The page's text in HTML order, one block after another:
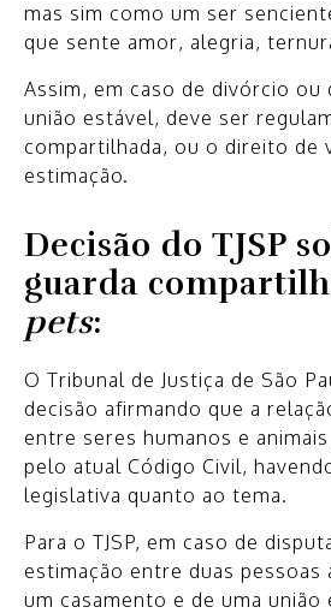
mas sim como um ser
que sente amor, alegria,
Assim, em caso de divórcio ou
união estável, deve ser
compartilhada, ou o direito de
estimação.
Decisão do TJSP
guarda
pets:
O Tribunal de Justiça de São
decisão afirmando que a
entre seres humanos e
pelo atual Código Civil,
legislativa quanto ao tema.
Para o TJSP, em caso de
estimação entre duas pessoas
um casamento e de uma união